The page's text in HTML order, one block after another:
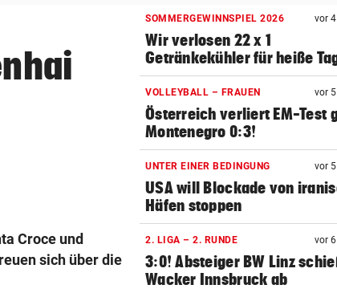
Croce und
sich über die
SOMMERGEWINNSPIEL 2026 vor
Wir verlosen 22 x 1
Getränkekühler für heiße
VOLLEYBALL – FRAUEN vor
Österreich verliert EM-Test
Montenegro 0:3!
UNTER EINER BEDINGUNG vor
USA will Blockade von
Häfen stoppen
2. LIGA – 2. RUNDE vor
3:0! Absteiger BW Linz
Wacker Innsbruck ab